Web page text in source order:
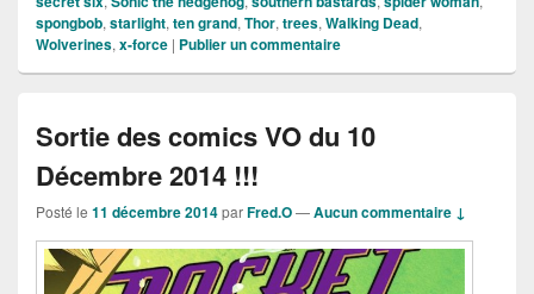
spongbob, starlight, ten grand, Thor, trees, Walking Dead,
Wolverines, x-force | Publier un commentaire
Sortie des comics VO du 10
Décembre 2014 !!!
Posté le 11 décembre 2014parFred.O—Aucun commentaire ↓